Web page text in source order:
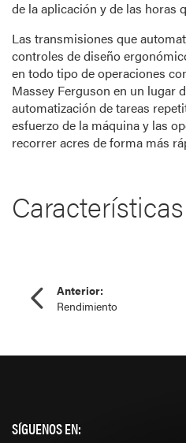
de la aplicación y de las horas
Las transmisiones que
controles de diseño
en todo tipo de operaciones
Massey Ferguson en un lugar
automatización de tareas
esfuerzo de la máquina y las
recorrer acres de forma más
Características
Anterior:
Rendimiento
SÍGUENOS EN: